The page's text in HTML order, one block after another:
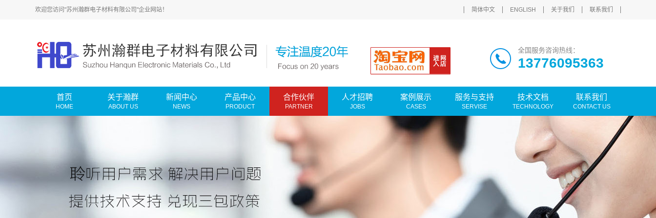
欢迎您访问"苏州瀚群电子材料有限公司"企业网站！ 简体中文 ENGLISH 关于我们 联系我们
全国服务咨询热线：
13776095363
首页
HOME
关于瀚群
ABOUT US
新闻中心
NEWS
产品中心
PRODUCT
合作伙伴
PARTNER
人才招聘
JOBS
案例展示
CASES
服务与支持
SERVISE
技术文档
TECHNOLOGY
联系我们
CONTACT US